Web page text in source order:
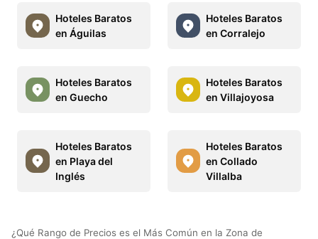
Hoteles Baratos
en Águilas
Hoteles Baratos
en Corralejo
Hoteles Baratos
en Guecho
Hoteles Baratos
en Villajoyosa
Hoteles Baratos
en Playa del
Inglés
Hoteles Baratos
en Collado
Villalba
¿Qué Rango de Precios es el Más Común en la Zona de